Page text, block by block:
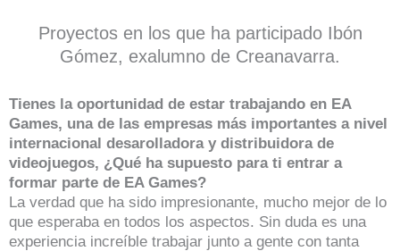
Proyectos en los que ha participado Ibón
Gómez, exalumno de Creanavarra.
Tienes la oportunidad de estar trabajando en EA
Games, una de las empresas más importantes a nivel
internacional desarolladora y distribuidora de
videojuegos, ¿Qué ha supuesto para ti entrar a
formar parte de EA Games?
La verdad que ha sido impresionante, mucho mejor de lo
que esperaba en todos los aspectos. Sin duda es una
experiencia increíble trabajar junto a gente con tanta